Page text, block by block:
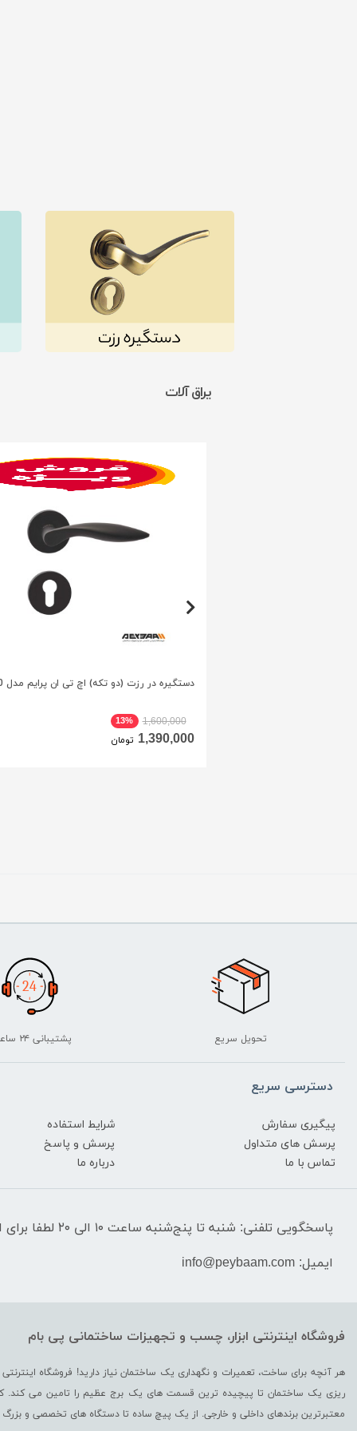
یراق آلات
دستگیره در رزت (دو تکه) اچ تی ان پرایم مدل E9000
13% 1,600,000
1,390,000 تومان
تحویل سریع پشتیبانی ۲۴ ساعته
دسترسی سریع
پیگیری سفارش
شرایط استفاده
پرسش های متداول
پرسش و پاسخ
تماس با ما
درباره ما
پاسخگویی تلفنی: شنبه تا پنج‌شنبه ساعت ۱۰ الی ۲۰ لطفا برای استعلام قیمت‌ و موجودی تماس نگیرید.
ایمیل: info@peybaam.com
فروشگاه اینترنتی ابزار، چسب و تجهیزات ساختمانی پی بام
هر آنچه برای ساخت، تعمیرات و نگهداری یک ساختمان نیاز دارید! فروشگاه
ریزی یک ساختمان تا پیچیده ترین قسمت‌ های یک برج عظیم را تامین می کند.
معتبرترین برندهای داخلی و خارجی. از یک پیچ ساده تا دستگاه های تخصصی و